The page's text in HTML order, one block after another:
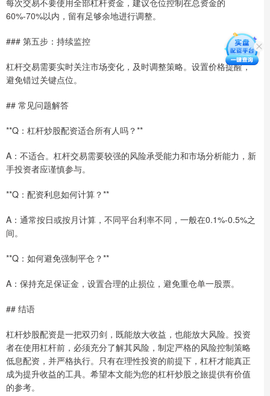
60%-70%以内，留有足够余地进行调整。
### 第五步：持续监控
杠杆交易需要实时关注市场变化，及时调整策略。设置价格提醒，
避免错过关键点位。
## 常见问题解答
**Q：杠杆炒股配资适合所有人吗？**
A：不适合。杠杆交易需要较强的风险承受能力和市场分析能力，新
手投资者应谨慎参与。
**Q：配资利息如何计算？**
A：通常按日或按月计算，不同平台利率不同，一般在0.1%-0.5%之
间。
**Q：如何避免强制平仓？**
A：保持充足保证金，设置合理的止损位，避免重仓单一股票。
## 结语
杠杆炒股配资是一把双刃剑，既能放大收益，也能放大风险。投资
者在使用杠杆前，必须充分了解其风险，制定严格的风险控制策略
低息配资，并严格执行。只有在理性投资的前提下，杠杆才能真正
成为提升收益的工具。希望本文能为您的杠杆炒股之旅提供有价值
的参考。